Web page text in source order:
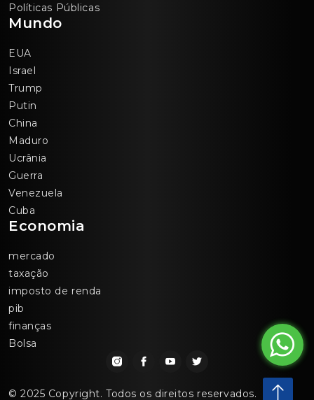
Políticas Públicas
Mundo
EUA
Israel
Trump
Putin
China
Maduro
Ucrânia
Guerra
Venezuela
Cuba
Economia
mercado
taxação
imposto de renda
pib
finanças
Bolsa
© 2025 Copyright. Todos os direitos reservados.